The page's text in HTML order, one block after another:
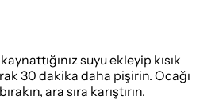
suyu ekleyip kısık
30 dakika daha pişirin. Ocağı
ara sıra karıştırın.